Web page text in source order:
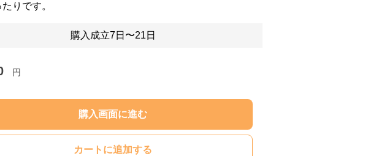
りです。
購入成立7日〜21日
円
購入画面に進む
カートに追加する